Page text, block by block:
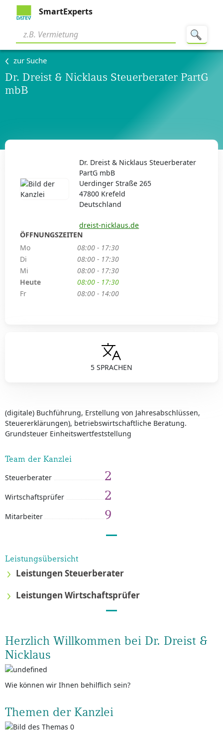
SmartExperts
zur Suche
Dr. Dreist & Nicklaus Steuerberater PartG
mbB
5 SPRACHEN
(digitale) Buchführung, Erstellung von Jahresabschlüssen,
Steuererklärungen), betriebswirtschaftliche Beratung.
Grundsteuer Einheitswertfeststellung
Team der Kanzlei
Steuerberater 2
Wirtschaftsprüfer 2
Mitarbeiter 9
Leistungsübersicht
Leistungen Steuerberater
Leistungen Wirtschaftsprüfer
Herzlich Willkommen bei Dr. Dreist &
Nicklaus
Wie können wir Ihnen behilflich sein?
Themen der Kanzlei
Dr. Dreist & Nicklaus Steuerberater
PartG mbB
Uerdinger Straße 265
47800 Krefeld
Deutschland
dreist-nicklaus.de
ÖFFNUNGSZEITEN
Mo
08:00 - 17:30
Di
08:00 - 17:30
Mi
08:00 - 17:30
Heute
08:00 - 17:30
Fr
08:00 - 14:00